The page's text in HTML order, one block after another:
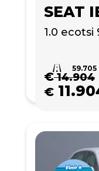
SEAT
1.0 ecotsi
59.705
€14.904
€